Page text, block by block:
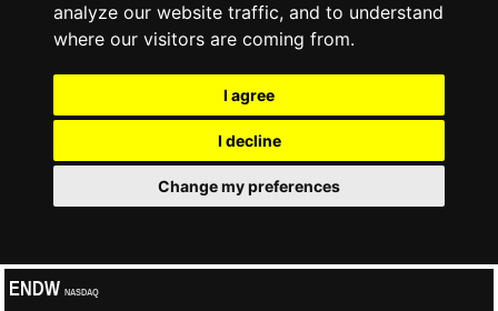
analyze our website traffic, and to understand
where our visitors are coming from.
I agree
I decline
Change my preferences
ENDW NASDAQ